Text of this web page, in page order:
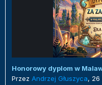
Przez Andrzej Głuszyca, 26